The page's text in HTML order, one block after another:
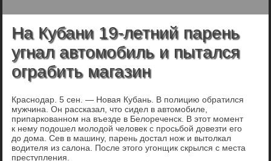
На Кубани 19-летний парень
угнал автомобиль и пытался
ограбить магазин
Краснодар. 5 сен. — Новая Кубань. В полицию обратился
мужчина. Он рассказал, что сидел в автомобиле,
припаркованном на въезде в Белореченск. В этот момент
к нему подошел молодой человек с просьбой довезти его
до дома. Сев в машину, парень достал нож и вытолкал
водителя из салона. После этого угонщик скрылся с места
преступления.